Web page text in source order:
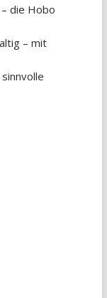
die Hobo
– mit